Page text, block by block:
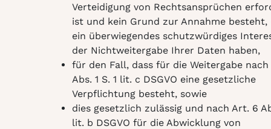
Verteidigung von Rechtsansprüchen
ist und kein Grund zur Annahme besteht,
ein überwiegendes schutzwürdiges
der Nichtweitergabe Ihrer Daten haben,
für den Fall, dass für die Weitergabe
Abs. 1 S. 1 lit. c DSGVO eine gesetzliche
Verpflichtung besteht, sowie
dies gesetzlich zulässig und nach Art. 6
lit. b DSGVO für die Abwicklung von